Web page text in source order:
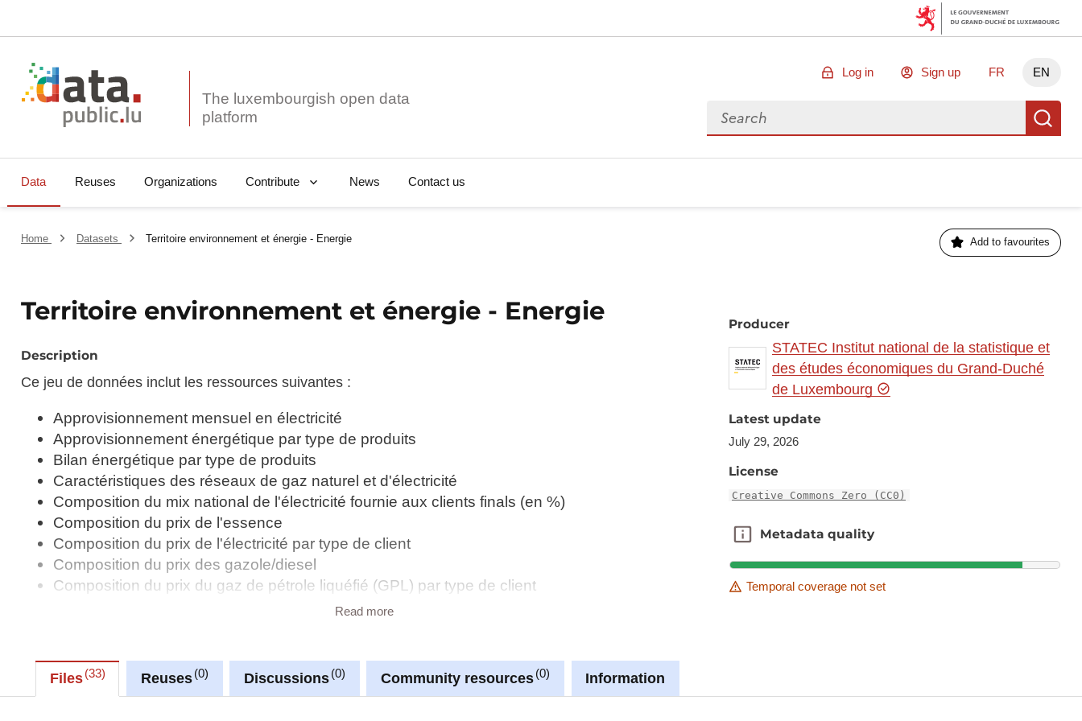
The luxembourgish open data
Log in Sign up FR EN
Search for data
Data Reuses Organizations Contribute News Contact us
Home Datasets Territoire environnement et énergie - Energie Add to favourites
Territoire environnement et énergie - Energie
Description
Ce jeu de données inclut les ressources suivantes :
Approvisionnement mensuel en électricité
Approvisionnement énergétique par type de produits
Bilan énergétique par type de produits
Caractéristiques des réseaux de gaz naturel et d'électricité
Composition du mix national de l'électricité fournie aux clients finals (en %)
Composition du prix de l'essence
Composition du prix de l'électricité par type de client
Composition du prix des gazole/diesel
Composition du prix du gaz de pétrole liquéfié (GPL) par type de client
Composition du prix du gaz naturel par type de client
Consommation de combustibles pour la production d'énergie électrique
Consommation finale d'énergie selon les différentes utilisations et par forme d'énergie
Read more
Producer
STATEC Institut national de la statistique et
des études économiques du Grand-Duché
de Luxembourg
Latest update
July 29, 2026
License
Creative Commons Zero (CC0)
Metadata quality
Metadata quality
Temporal coverage not set
Files 33 Reuses 0 Discussions 0 Community resources 0 Information